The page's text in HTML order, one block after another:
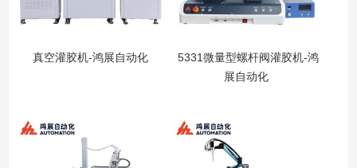
真空灌胶机-鸿展自动化
5331微量型螺杆阀灌胶机-鸿
展自动化